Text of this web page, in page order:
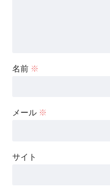
名前 ※
メール ※
サイト